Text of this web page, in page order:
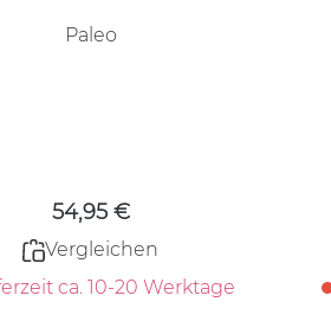
Paleo
54,95 €
Vergleichen
ca. 10-20 Werktage